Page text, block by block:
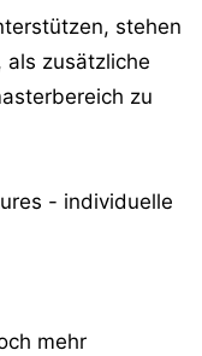
stehen
als zusätzliche
zu
- individuelle
mehr